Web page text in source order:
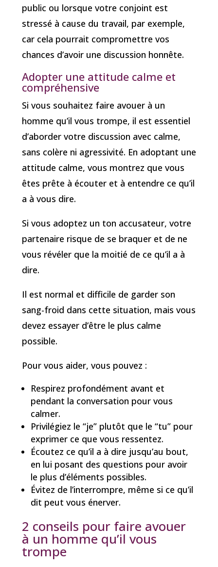
public ou lorsque votre conjoint est
stressé à cause du travail, par exemple,
car cela pourrait compromettre vos
chances d’avoir une discussion honnête.
Adopter une attitude calme et
compréhensive
Si vous souhaitez faire avouer à un
homme qu’il vous trompe, il est essentiel
d’aborder votre discussion avec calme,
sans colère ni agressivité. En adoptant une
attitude calme, vous montrez que vous
êtes prête à écouter et à entendre ce qu’il
a à vous dire.
Si vous adoptez un ton accusateur, votre
partenaire risque de se braquer et de ne
vous révéler que la moitié de ce qu’il a à
dire.
Il est normal et difficile de garder son
sang-froid dans cette situation, mais vous
devez essayer d’être le plus calme
possible.
Pour vous aider, vous pouvez :
Respirez profondément avant et
pendant la conversation pour vous
calmer.
Privilégiez le “je” plutôt que le “tu” pour
exprimer ce que vous ressentez.
Écoutez ce qu’il a à dire jusqu’au bout,
en lui posant des questions pour avoir
le plus d’éléments possibles.
Évitez de l’interrompre, même si ce qu’il
dit peut vous énerver.
2 conseils pour faire avouer
à un homme qu’il vous
trompe